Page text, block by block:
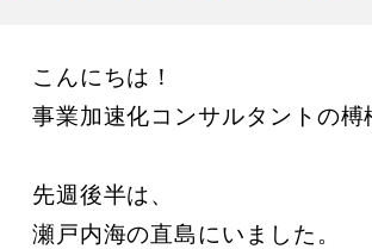
こんにちは！
事業加速化コンサルタントの榑
先週後半は、
瀬戸内海の直島にいました。